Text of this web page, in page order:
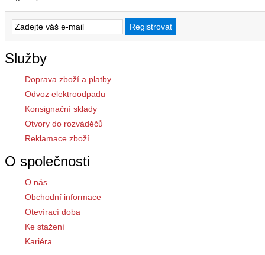
Služby
Doprava zboží a platby
Odvoz elektroodpadu
Konsignační sklady
Otvory do rozváděčů
Reklamace zboží
O společnosti
O nás
Obchodní informace
Otevírací doba
Ke stažení
Kariéra